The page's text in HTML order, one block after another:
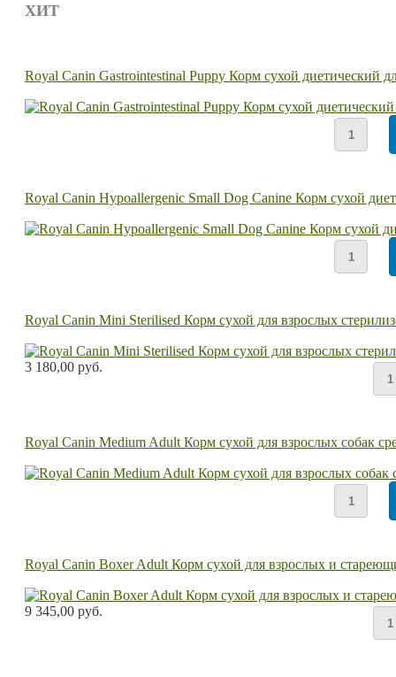
ХИТ
Royal Canin Gastrointestinal Puppy Корм сухой диетический
Royal Canin Hypoallergenic Small Dog Canine Корм сухой
Royal Canin Mini Sterilised Корм сухой для взрослых
3 180,00 руб.
Royal Canin Medium Adult Корм сухой для взрослых собак
Royal Canin Boxer Adult Корм сухой для взрослых и
9 345,00 руб.